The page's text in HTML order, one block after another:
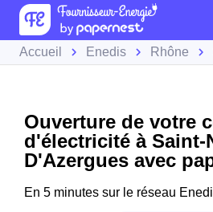
Accueil Enedis Rhône